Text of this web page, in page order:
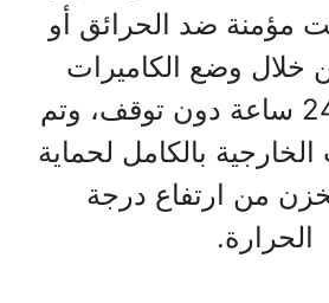
ضد الحرائق أو
وضع الكاميرات
مراقبة تعمل 24 ساعة دون توقف، وتم
بالكامل لحماية
من ارتفاع درجة
الحرارة.